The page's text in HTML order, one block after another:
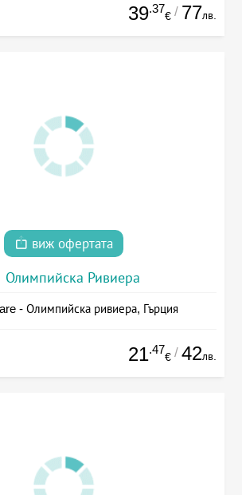
39.37
€ / 77лв.
виж офертата
Олимпийска Ривиера
- Олимпийска ривиера, Гърция
21.47
€ / 42лв.